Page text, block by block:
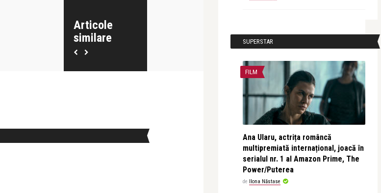
Articole
similare
SUPERSTAR
FILM
Ana Ularu, actrița româncă
multipremiată internațional, joacă în
serialul nr. 1 al Amazon Prime, The
Power/Puterea
de Ilona Năstase